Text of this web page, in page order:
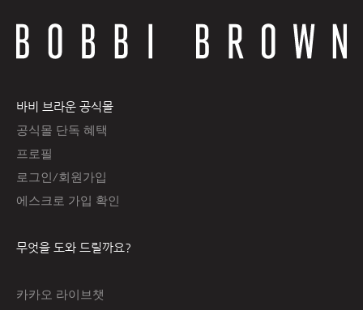
바비 브라운 공식몰
공식몰 단독 혜택
프로필
로그인/회원가입
에스크로 가입 확인
무엇을 도와 드릴까요?
카카오 라이브챗